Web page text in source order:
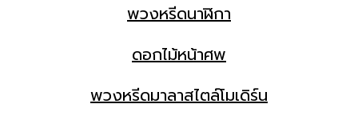
พวงหรีดนาฬิกา
ดอกไม้หน้าศพ
พวงหรีดมาลาสไตล์โมเดิร์น